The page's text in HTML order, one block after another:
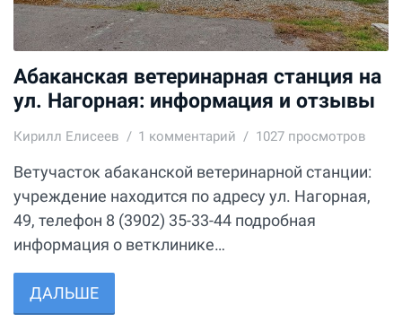
Абаканская ветеринарная станция на
ул. Нагорная: информация и отзывы
Кирилл Елисеев 1 комментарий 1027 просмотров
Ветучасток абаканской ветеринарной станции:
учреждение находится по адресу ул. Нагорная,
49, телефон 8 (3902) 35-33-44 подробная
информация о ветклинике…
ДАЛЬШЕ